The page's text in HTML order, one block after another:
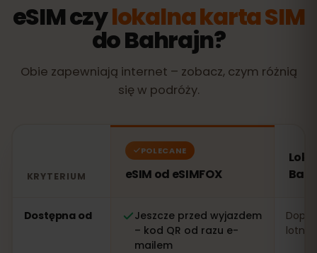
eSIM czylokalna karta SIM
do Bahrajn?
Obie zapewniają internet – zobacz, czym różnią
się w podróży.
KRYTERIUM
POLECANE
eSIM od eSIMFOX
Dostępna od
Jeszcze przed wyjazdem
– kod QR od razu e-
mailem